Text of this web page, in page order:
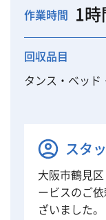
作業時間 1時
回収品目
タンス・ベッド
スタ
大阪市鶴見
ービスのご
ざいました。